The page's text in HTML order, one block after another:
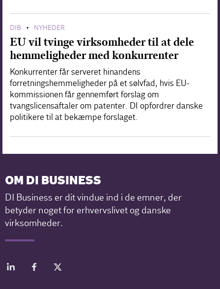
DIB • NYHEDER
EU vil tvinge virksomheder til at dele
hemmeligheder med konkurrenter
Konkurrenter får serveret hinandens
forretningshemmeligheder på et sølvfad, hvis EU-
kommissionen får gennemført forslag om
tvangslicensaftaler om patenter. DI opfordrer danske
politikere til at bekæmpe forslaget.
OM DI BUSINESS
DI Business er dit vindue ind i de emner, der
betyder noget for erhvervslivet og danske
virksomheder.